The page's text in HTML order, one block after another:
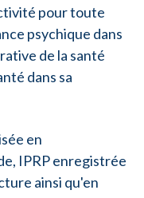
pour toute
psychique dans
de la santé
dans sa
en
IPRP enregistrée
ainsi qu'en